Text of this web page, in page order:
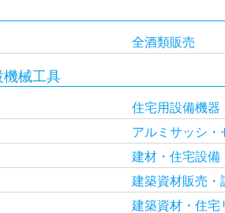
全酒類販売
機械工具
住宅用設備機器
アルミサッシ・
建材・住宅設備
建築資材販売・
建築資材・住宅